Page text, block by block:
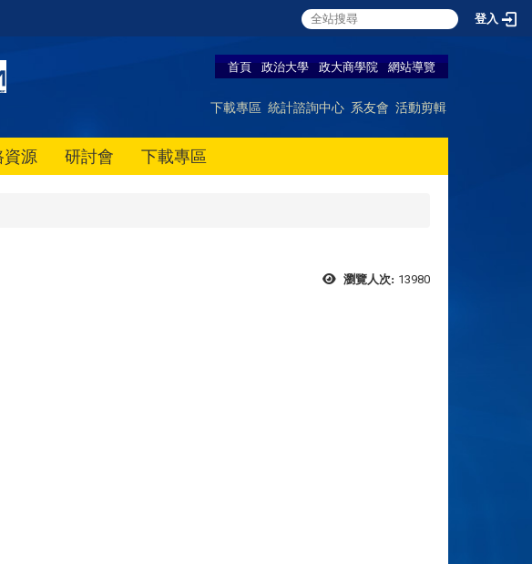
登入
首頁 政治大學 政大商學院 網站導覽
下載專區 統計諮詢中心 系友會 活動剪輯
資源 研討會 下載專區
瀏覽人次: 13980